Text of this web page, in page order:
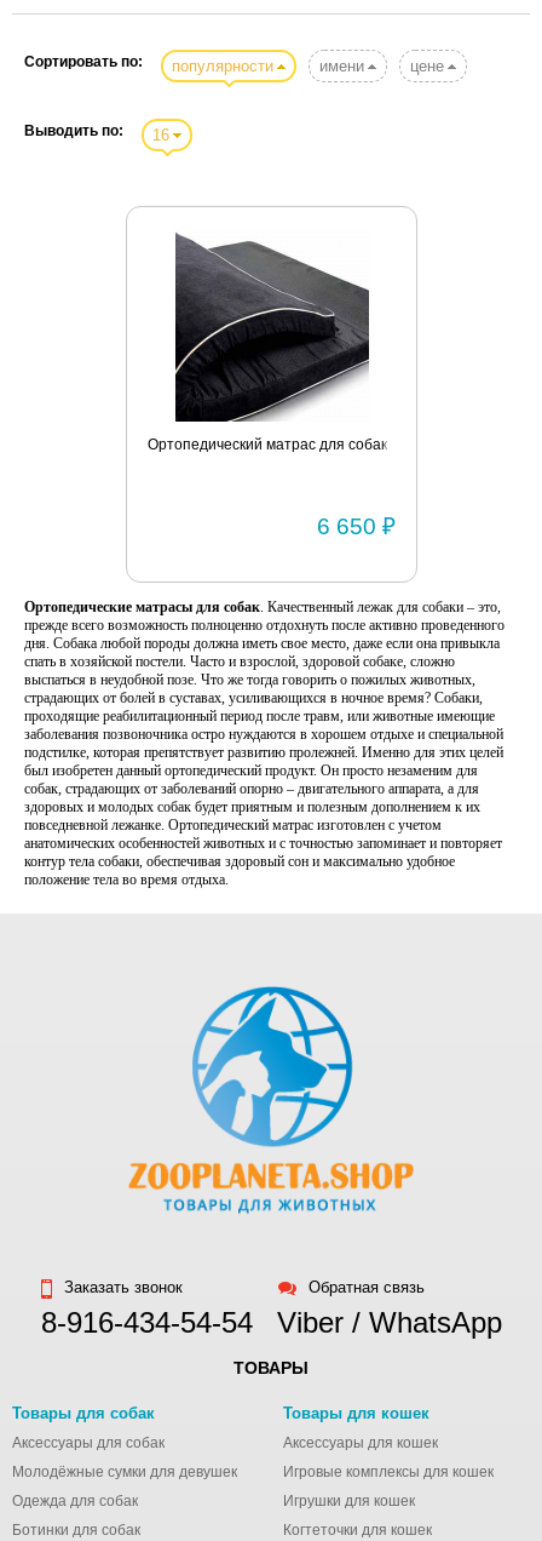
Сортировать по: популярности имени цене
Выводить по: 16
Ортопедический матрас для собак
6 650 ₽
Ортопедические матрасы для собак. Качественный лежак для собаки – это,
прежде всего возможность полноценно отдохнуть после активно проведенного
дня. Собака любой породы должна иметь свое место, даже если она привыкла
спать в хозяйской постели. Часто и взрослой, здоровой собаке, сложно
выспаться в неудобной позе. Что же тогда говорить о пожилых животных,
страдающих от болей в суставах, усиливающихся в ночное время? Собаки,
проходящие реабилитационный период после травм, или животные имеющие
заболевания позвоночника остро нуждаются в хорошем отдыхе и специальной
подстилке, которая препятствует развитию пролежней. Именно для этих целей
был изобретен данный ортопедический продукт. Он просто незаменим для
собак, страдающих от заболеваний опорно – двигательного аппарата, а для
здоровых и молодых собак будет приятным и полезным дополнением к их
повседневной лежанке. Ортопедический матрас изготовлен с учетом
анатомических особенностей животных и с точностью запоминает и повторяет
контур тела собаки, обеспечивая здоровый сон и максимально удобное
положение тела во время отдыха.
Заказать звонок
8-916-434-54-54
Обратная связь
Viber / WhatsApp
ТОВАРЫ
Товары для собак
Аксессуары для собак
Молодёжные сумки для девушек
Одежда для собак
Ботинки для собак
Товары для кошек
Аксессуары для кошек
Игровые комплексы для кошек
Игрушки для кошек
Когтеточки для кошек